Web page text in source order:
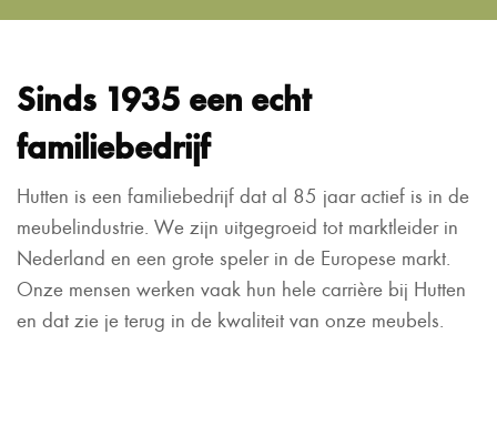
Sinds 1935 een echt
familiebedrijf
Hutten is een familiebedrijf dat al 85 jaar actief is in de
meubelindustrie. We zijn uitgegroeid tot marktleider in
Nederland en een grote speler in de Europese markt.
Onze mensen werken vaak hun hele carrière bij Hutten
en dat zie je terug in de kwaliteit van onze meubels.